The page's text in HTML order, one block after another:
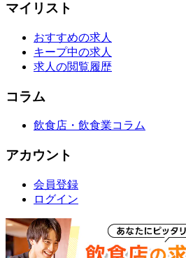
マイリスト
おすすめの求人
キープ中の求人
求人の閲覧履歴
コラム
飲食店・飲食業コラム
アカウント
会員登録
ログイン